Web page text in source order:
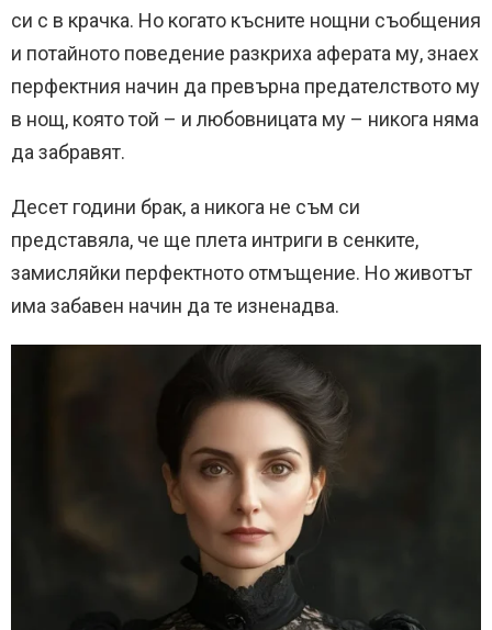
си с в крачка. Но когато късните нощни съобщения
и потайното поведение разкриха аферата му, знаех
перфектния начин да превърна предателството му
в нощ, която той – и любовницата му – никога няма
да забравят.
Десет години брак, а никога не съм си
представяла, че ще плета интриги в сенките,
замисляйки перфектното отмъщение. Но животът
има забавен начин да те изненадва.